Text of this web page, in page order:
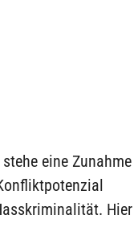
eine Zunahme
Hier